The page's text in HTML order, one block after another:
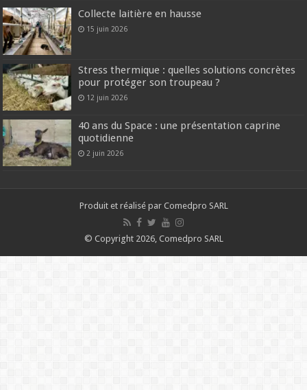
Collecte laitière en hausse
15 juin 2026
Stress thermique : quelles solutions concrètes
pour protéger son troupeau ?
12 juin 2026
40 ans du Space : une présentation caprine
quotidienne
2 juin 2026
Produit et réalisé par Comedpro SARL
© Copyright 2026, Comedpro SARL